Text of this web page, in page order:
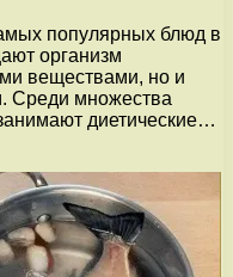
популярных блюд в
организм
веществами, но и
Среди множества
диетические…